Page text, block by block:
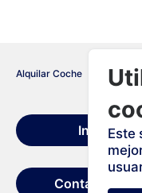
Alquilar Coche España
Inicio
Contáctanos
Este